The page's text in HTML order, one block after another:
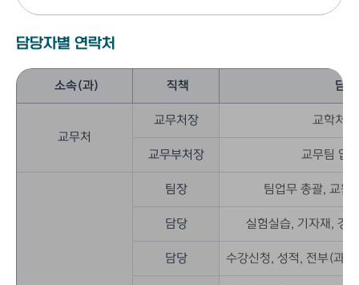
담당자별 연락처
소속(과) 직책 담
교무처
교무처장 교학처
교무부처장 교무팀 업
팀장 팀업무 총괄, 교원
담당 실험실습, 기자재, 강
담당 수강신청, 성적, 전부(과,